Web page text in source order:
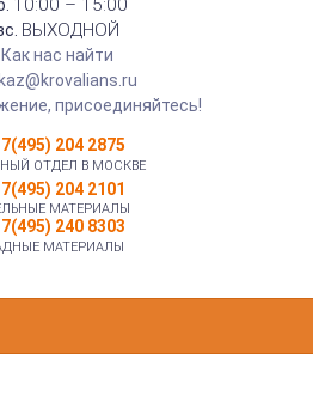
10:00 – 15:00
ВЫХОДНОЙ
Как нас найти
присоединяйтесь!
204 2875
ОТДЕЛ В МОСКВЕ
204 2101
МАТЕРИАЛЫ
240 8303
МАТЕРИАЛЫ